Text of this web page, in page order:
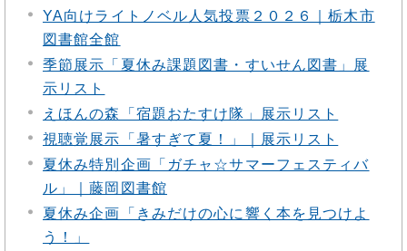
YA向けライトノベル人気投票２０２６｜栃木市
図書館全館
季節展示「夏休み課題図書・すいせん図書」展
示リスト
えほんの森「宿題おたすけ隊」展示リスト
視聴覚展示「暑すぎて夏！」｜展示リスト
夏休み特別企画「ガチャ☆サマーフェスティバ
ル」｜藤岡図書館
夏休み企画「きみだけの心に響く本を見つけよ
う！」